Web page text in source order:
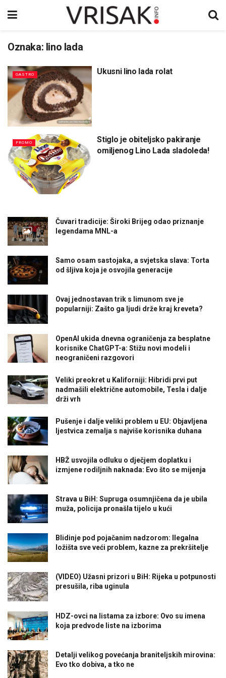
Oznaka: lino lada
GASTRO Ukusni lino lada rolat
PROMO
Stiglo je obiteljsko pakiranje
omiljenog Lino Lada sladoleda!
Čuvari tradicije: Široki Brijeg odao priznanje
legendama MNL-a
Samo osam sastojaka, a svjetska slava: Torta
od šljiva koja je osvojila generacije
Ovaj jednostavan trik s limunom sve je
popularniji: Zašto ga ljudi drže kraj kreveta?
OpenAI ukida dnevna ograničenja za besplatne
korisnike ChatGPT-a: Stižu novi modeli i
neograničeni razgovori
Veliki preokret u Kaliforniji: Hibridi prvi put
nadmašili električne automobile, Tesla i dalje
drži vrh
Pušenje i dalje veliki problem u EU: Objavljena
ljestvica zemalja s najviše korisnika duhana
HBŽ usvojila odluku o dječjem doplatku i
izmjene rodiljnih naknada: Evo što se mijenja
Strava u BiH: Supruga osumnjičena da je ubila
muža, policija pronašla tijelo u kući
Blidinje pod pojačanim nadzorom: Ilegalna
ložišta sve veći problem, kazne za prekršitelje
(VIDEO) Užasni prizori u BiH: Rijeka u potpunosti
presušila, riba uginula
HDZ-ovci na listama za izbore: Ovo su imena
koja predvode liste na izborima
Detalji velikog povećanja braniteljskih mirovina:
Evo tko dobiva, a tko ne